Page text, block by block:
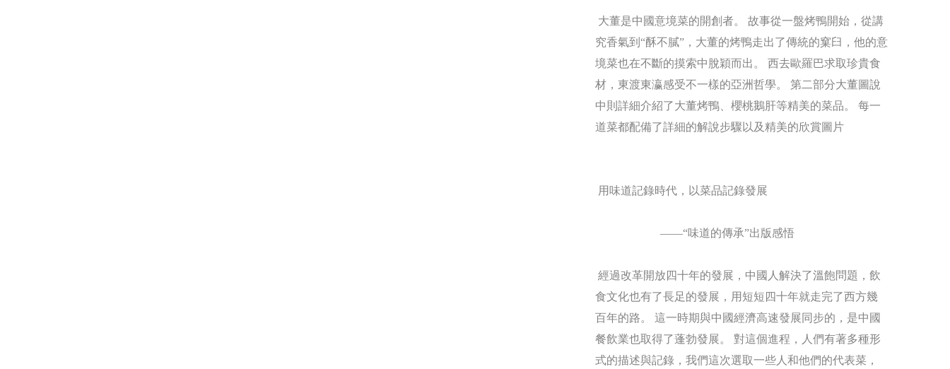
大董是中國意境菜的開創者。 故事從一盤烤鴨開始，從講
究香氣到“酥不膩”，大董的烤鴨走出了傳統的窠臼，他的意
境菜也在不斷的摸索中脫穎而出。 西去歐羅巴求取珍貴食
材，東渡東瀛感受不一樣的亞洲哲學。 第二部分大董圖說
中則詳細介紹了大董烤鴨、櫻桃鵝肝等精美的菜品。 每一
道菜都配備了詳細的解說步驟以及精美的欣賞圖片
用味道記錄時代，以菜品記錄發展
——“味道的傳承”出版感悟
經過改革開放四十年的發展，中國人解決了溫飽問題，飲
食文化也有了長足的發展，用短短四十年就走完了西方幾
百年的路。 這一時期與中國經濟高速發展同步的，是中國
餐飲業也取得了蓬勃發展。 對這個進程，人們有著多種形
式的描述與記錄，我們這次選取一些人和他們的代表菜，